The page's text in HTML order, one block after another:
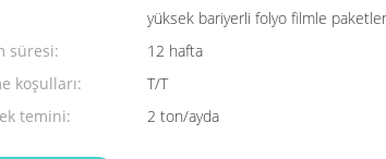
yüksek bariyerli folyo filmle
süresi:
12 hafta
koşulları:
T/T
temini:
2 ton/ayda